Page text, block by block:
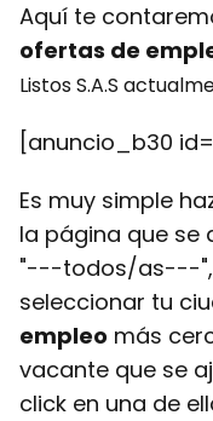
Aquí te
ofertas de
Listos S.A.S
[anuncio_b30
Es muy simple
la página que se
"---todos/as---",
seleccionar tu
empleo más
vacante que se
click en una de